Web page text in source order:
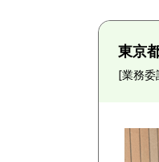
東京
[業務委